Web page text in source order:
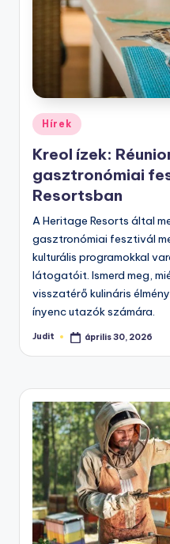
Posted
Hírek
Kreol ízek:
gasztronómiai
Resortsban
A Heritage Resorts által
gasztronómiai fesztivál
kulturális programokkal
látogatóit. Ismerd meg,
visszatérő kulináris
ínyenc utazók számára.
Posted
Judit április 30, 2026